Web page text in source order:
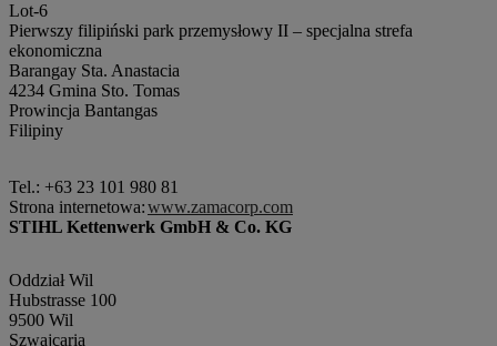
Lot-6
Pierwszy filipiński park przemysłowy II – specjalna strefa
ekonomiczna
Barangay Sta. Anastacia
4234 Gmina Sto. Tomas
Prowincja Bantangas
Filipiny
Tel.: +63 23 101 980 81
Strona internetowa:www.zamacorp.com
STIHL Kettenwerk GmbH & Co. KG
Oddział Wil
Hubstrasse 100
9500 Wil
Szwajcaria